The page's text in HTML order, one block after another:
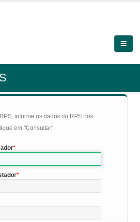
informe os dados do RPS nos
em "Consultar".